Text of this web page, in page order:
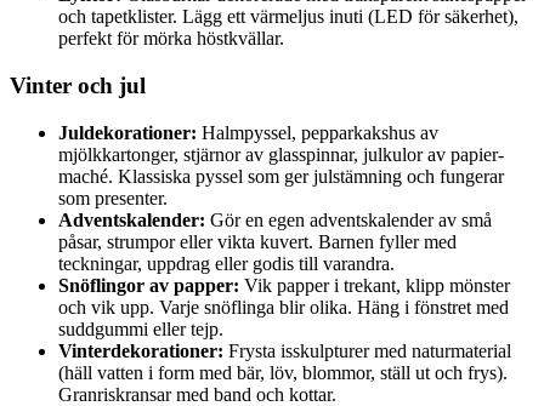
och tapetklister. Lägg ett värmeljus inuti (LED för säkerhet),
perfekt för mörka höstkvällar.
Vinter och jul
Juldekorationer: Halmpyssel, pepparkakshus av
mjölkkartonger, stjärnor av glasspinnar, julkulor av papier-
maché. Klassiska pyssel som ger julstämning och fungerar
som presenter.
Adventskalender: Gör en egen adventskalender av små
påsar, strumpor eller vikta kuvert. Barnen fyller med
teckningar, uppdrag eller godis till varandra.
Snöflingor av papper: Vik papper i trekant, klipp mönster
och vik upp. Varje snöflinga blir olika. Häng i fönstret med
suddgummi eller tejp.
Vinterdekorationer: Frysta isskulpturer med naturmaterial
(häll vatten i form med bär, löv, blommor, ställ ut och frys).
Granriskransar med band och kottar.